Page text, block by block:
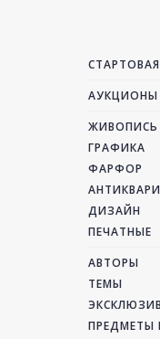
СТАРТОВАЯ
АУКЦИОНЫ
ЖИВОПИСЬ
ГРАФИКА
ФАРФОР
ДИЗАЙН
ПЕЧАТНЫЕ
АВТОРЫ
ТЕМЫ
ПРЕДМЕТЫ